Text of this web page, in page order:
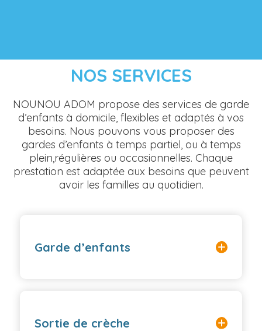
NOS SERVICES
NOUNOU ADOM propose des services de garde
d’enfants à domicile, flexibles et adaptés à vos
besoins. Nous pouvons vous proposer des
gardes d’enfants à temps partiel, ou à temps
plein,régulières ou occasionnelles. Chaque
prestation est adaptée aux besoins que peuvent
avoir les familles au quotidien.
Garde d’enfants
Sortie de crèche